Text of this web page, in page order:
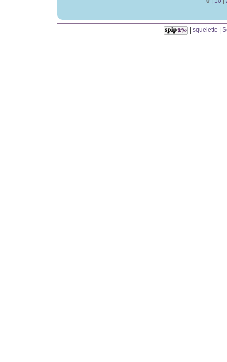
| squelette |